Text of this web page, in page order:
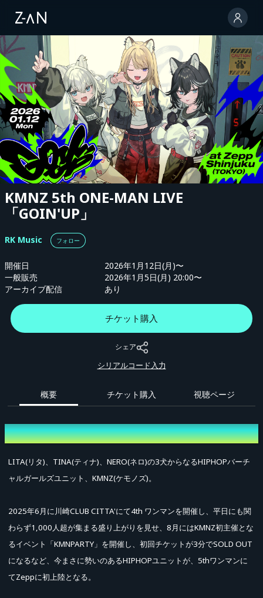
KMNZ 5th ONE-MAN LIVE
「GOIN'UP」
RK Music フォロー
開催日
2026年1月12日(月)〜
一般販売
2026年1月5日(月) 20:00〜
アーカイブ配信
あり
チケット購入
シェア
シリアルコード入力
概要 チケット購入 視聴ページ
概要
LITA(リタ)、TINA(ティナ)、NERO(ネロ)の3犬からなるHIPHOPバーチ
ャルガールズユニット、KMNZ(ケモノズ)。
2025年6月に川崎CLUB CITTA'にて4th ワンマンを開催し、平日にも関
わらず1,000人超が集まる盛り上がりを見せ、 8月にはKMNZ初主催とな
るイベント「KMNPARTY」を開催し、初回チケットが3分でSOLD OUT
になるなど、 今まさに勢いのあるHIPHOPユニットが、5thワンマンに
てZeppに初上陸となる。